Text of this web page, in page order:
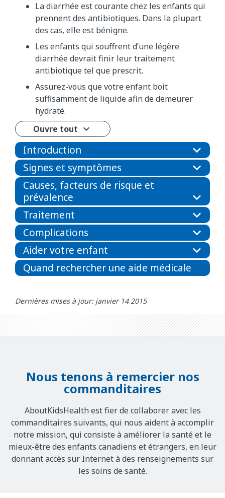
La diarrhée est courante chez les enfants qui
prennent des antibiotiques. Dans la plupart
des cas, elle est bénigne.
Les enfants qui souffrent d’une légère
diarrhée devrait finir leur traitement
antibiotique tel que prescrit.
Assurez-vous que votre enfant boit
suffisamment de liquide afin de demeurer
hydraté.
Ouvre tout
Introduction
Signes et symptômes
Causes, facteurs de risque et
prévalence
Traitement
Complications
Aider votre enfant
Quand rechercher une aide médicale
Dernières mises à jour: janvier 14 2015
Nous tenons à remercier nos
commanditaires
AboutKidsHealth est fier de collaborer avec les
commanditaires suivants, qui nous aident à accomplir
notre mission, qui consiste à améliorer la santé et le
mieux-être des enfants canadiens et étrangers, en leur
donnant accès sur Internet à des renseignements sur
les soins de santé.